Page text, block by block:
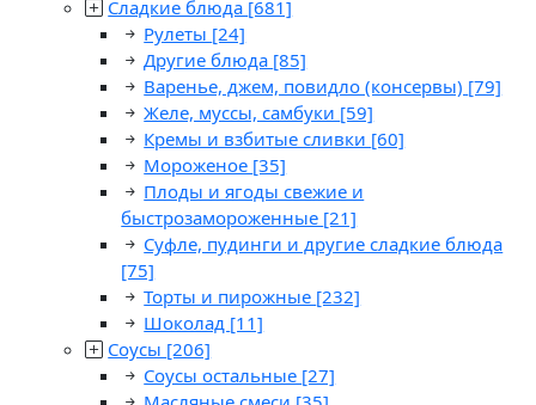
Сладкие блюда [681]
Рулеты [24]
Другие блюда [85]
Варенье, джем, повидло (консервы) [79]
Желе, муссы, самбуки [59]
Кремы и взбитые сливки [60]
Мороженое [35]
Плоды и ягоды свежие и
быстрозамороженные [21]
Суфле, пудинги и другие сладкие блюда
[75]
Торты и пирожные [232]
Шоколад [11]
Соусы [206]
Соусы остальные [27]